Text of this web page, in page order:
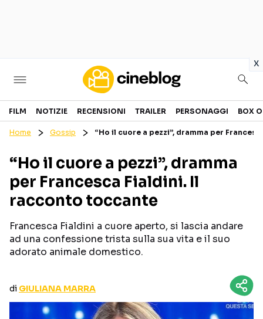
x
Cinema
GENERI
PERSONAGGI
CANALI STREAMING
Categorie
NOTIZIE
RECENSIONI
TRAILER
FILM NOTIZIE RECENSIONI TRAILER PERSONAGGI BOX
Home Gossip “Ho il cuore a pezzi”, dramma per
“Ho il cuore a pezzi”, dramma
per Francesca Fialdini. Il
racconto toccante
Francesca Fialdini a cuore aperto, si lascia andare
ad una confessione trista sulla sua vita e il suo
adorato animale domestico.
di GIULIANA MARRA